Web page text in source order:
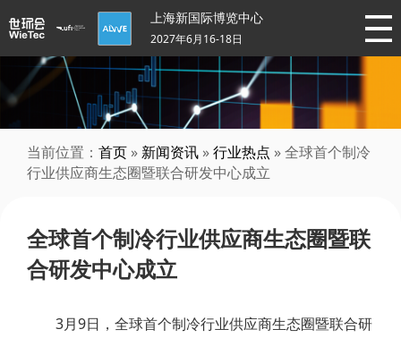
上海新国际博览中心
2027年6月16-18日
当前位置： 首页 » 新闻资讯 »行业热点 » 全球首个制冷
行业供应商生态圈暨联合研发中心成立
全球首个制冷行业供应商生态圈暨联
合研发中心成立
3月9日，全球首个制冷行业供应商生态圈暨联合研